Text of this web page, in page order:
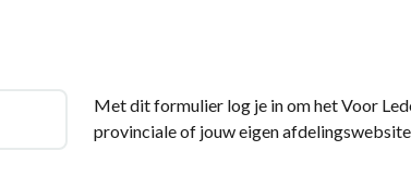
Met dit formulier log je in om het Voor
provinciale of jouw eigen